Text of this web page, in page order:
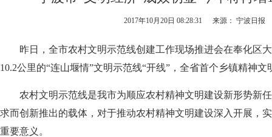
2017年10月20日 08:28:31 来源： 宁波日报
昨日，全市农村文明示范线创建工作现场推进会在奉化区大
10.2公里的“连山堰情”文明示范线“开线”，全省首个乡镇精神
农村文明示范线是我市为顺应农村精神文明建设新形势新任
求而创新推出的载体，对于推动农村精神文明建设深入开展，
重要意义。